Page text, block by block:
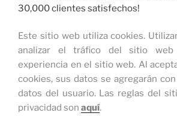
30,000 clientes satisfechos!
Este sitio web utiliza cookies.
analizar el tráfico del sitio
experiencia en el sitio web. Al
cookies, sus datos se agregarán
datos del usuario. Las reglas del
privacidad son aquí.